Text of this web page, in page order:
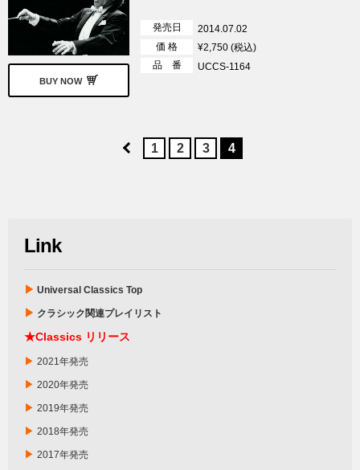
BUY NOW
発売日
2014.07.02
価 格
¥2,750 (税込)
品 番
UCCS-1164
1 2 3 4
Link
▶ Universal Classics Top
▶ クラシック関連プレイリスト
★Classics リリース
▶ 2021年発売
▶ 2020年発売
▶ 2019年発売
▶ 2018年発売
▶ 2017年発売